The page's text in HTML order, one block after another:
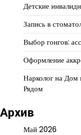
Детские
Запись в
Выбор гонгов:
Оформление
Нарколог на Дом
Рядом
Архив
Май 2026